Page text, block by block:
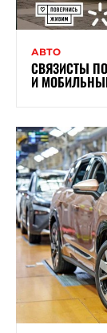
АВТО
СВЯЗИСТЫ
И МОБИЛЬНЫЕ